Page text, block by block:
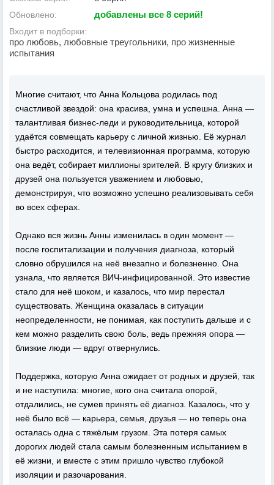
Обновлено: добавлены все 8 серий!
Входит в подборки:
про любовь, любовные треугольники, про жизненные
испытания
Многие считают, что Анна Кольцова родилась под
счастливой звездой: она красива, умна и успешна. Анна —
талантливая бизнес-леди и руководительница, которой
удаётся совмещать карьеру с личной жизнью. Её журнал
быстро расходится, и телевизионная программа, которую
она ведёт, собирает миллионы зрителей. В кругу близких и
друзей она пользуется уважением и любовью,
демонстрируя, что возможно успешно реализовывать себя
во всех сферах.
Однако вся жизнь Анны изменилась в один момент —
после госпитализации и получения диагноза, который
словно обрушился на неё внезапно и болезненно. Она
узнала, что является ВИЧ-инфицированной. Это известие
стало для неё шоком, и казалось, что мир перестал
существовать. Женщина оказалась в ситуации
неопределенности, не понимая, как поступить дальше и с
кем можно разделить свою боль, ведь прежняя опора —
близкие люди — вдруг отвернулись.
Поддержка, которую Анна ожидает от родных и друзей, так
и не наступила: многие, кого она считала опорой,
отдалились, не сумев принять её диагноз. Казалось, что у
неё было всё — карьера, семья, друзья — но теперь она
осталась одна с тяжёлым грузом. Эта потеря самых
дорогих людей стала самым болезненным испытанием в
её жизни, и вместе с этим пришло чувство глубокой
изоляции и разочарования.